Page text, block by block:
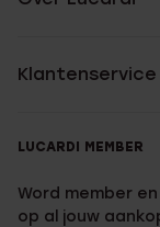
Klantenservice
LUCARDI MEMBER
Word member
op al jouw